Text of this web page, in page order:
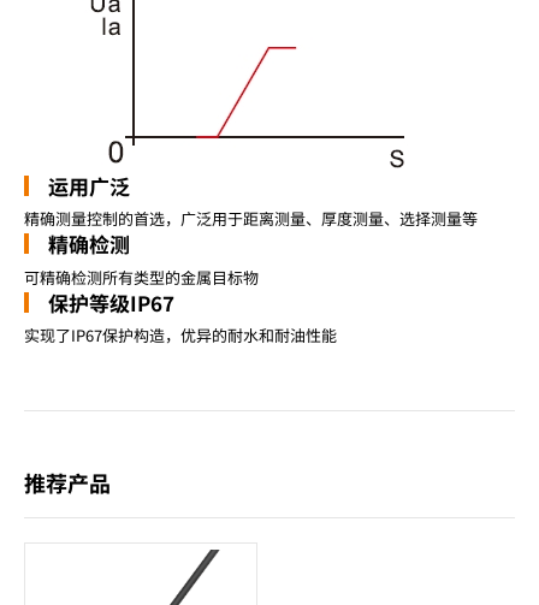
运用广泛
精确测量控制的首选，广泛用于距离测量、厚度测量、选择测量等
精确检测
可精确检测所有类型的金属目标物
保护等级IP67
实现了IP67保护构造，优异的耐水和耐油性能
推荐产品